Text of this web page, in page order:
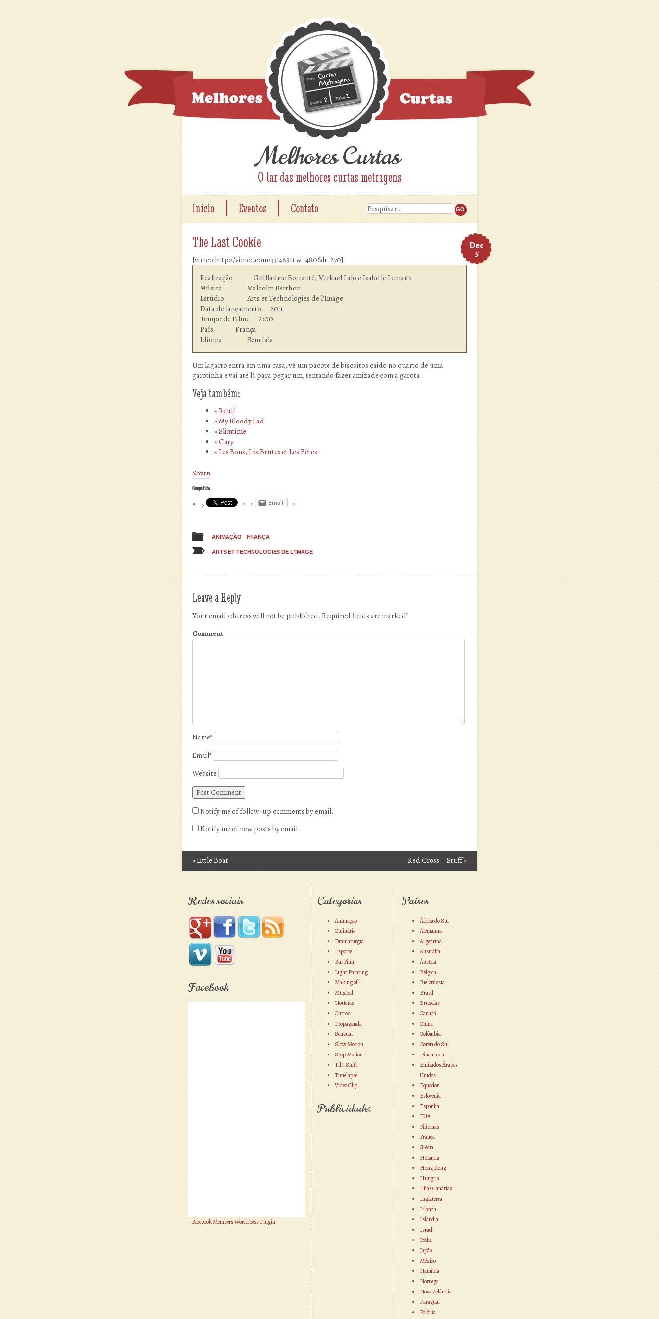
Melhores Curtas
O lar das melhores curtas metragens
Inicio Eventos Contato
Dec
5
The Last Cookie
[vimeo http://vimeo.com/33148911 w=480&h=270]
Realização              Guillaume Boizanté, Mickaël Lalo e Isabelle Lemaux
Música          	Malcolm Berthou
Estúdio  	        Arts et Technologies de l'Image
Data de lançamento      2011
Tempo de Filme    	2:00
País            	França
Idioma  	        Sem fala
Um lagarto entra em uma casa, vê um pacote de biscoitos caido no quarto de uma
garotinha e vai até lá para pegar um, tentando fazer amizade com a garota.
Veja também:
Reulf
My Bloody Lad
Slimtime
Gary
Les Bons, Les Brutes et Les Bêtes
Sovrn
Compartilhe
Email
ANIMAÇÃO FRANÇA
ARTS ET TECHNOLOGIES DE L'IMAGE
Leave a Reply
Your email address will not be published. Required fields are marked*
Comment
Name*
Email*
Website
Notify me of follow-up comments by email.
Notify me of new posts by email.
Post navigation
«Little Boat Red Cross – Stuff»
Redes sociais
Facebook
- Facebook Members WordPress Plugin
Categorias
Animação
Culinária
Dramaturgia
Esporte
Fan Film
Light Painting
Making of
Musical
Notícias
Outros
Propaganda
Sensual
Slow Motion
Stop Motion
Tilt-Shift
Timelapse
Vídeo Clip
Publicidade:
Países
África do Sul
Alemanha
Argentina
Austrália
Áustria
Bélgica
Bielorússia
Brasil
Bruxelas
Canadá
China
Colômbia
Coreia do Sul
Dinamarca
Emirados Árabes
Unidos
Equador
Eslovénia
Espanha
EUA
Filipinas
França
Grécia
Holanda
Hong Kong
Hungria
Ilhas Canárias
Inglaterra
Irlanda
Islândia
Israel
Itália
Japão
México
Namíbia
Noruega
Nova Zelândia
Paraguai
Polônia